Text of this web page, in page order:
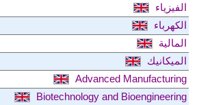
الفيزياء
الكهرباء
المالية
الميكانيك
Advanced Manufacturing
Biotechnology and Bioengineering